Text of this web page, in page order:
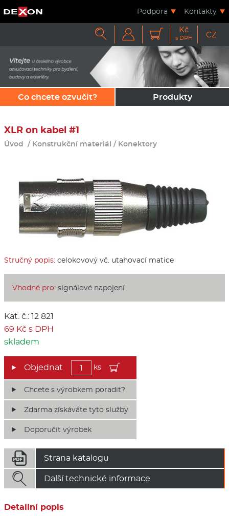
Podpora Kontakty
   Kč
s DPH CZ
Co chcete ozvučit? Produkty
XLR on kabel #1
Úvod / Konstrukční materiál / Konektory
Stručný popis: celokovový vč. utahovací matice
Vhodné pro: signálové napojení
Kat. č.: 12 821
69 Kč s DPH
skladem
ks
Chcete s výrobkem poradit?
Zdarma získáváte tyto služby
Doporučit výrobek
 Strana katalogu
 Další technické informace
Detailní popis